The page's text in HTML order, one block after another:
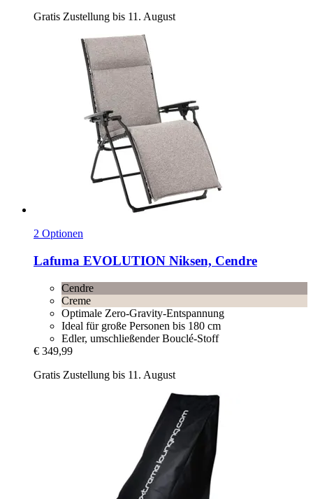
Gratis Zustellung bis 11. August
2 Optionen
Lafuma EVOLUTION Niksen, Cendre
Cendre
Creme
Optimale Zero-Gravity-Entspannung
Ideal für große Personen bis 180 cm
Edler, umschließender Bouclé-Stoff
€ 349,99
Gratis Zustellung bis 11. August